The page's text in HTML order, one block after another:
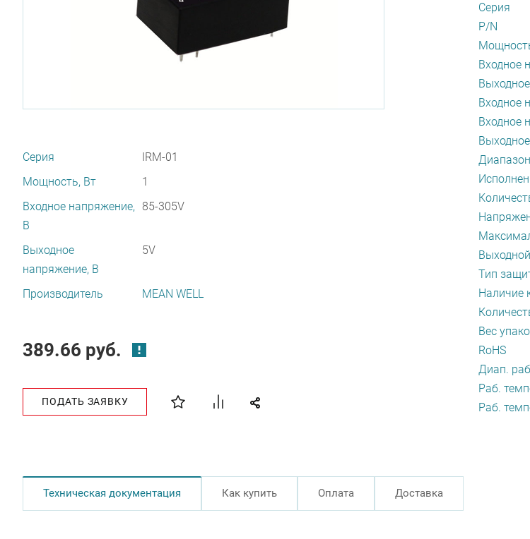
Серия
IRM-01
Мощность, Вт
1
Входное напряжение,
В
85-305V
Выходное
напряжение, В
5V
Производитель MEAN WELL
389.66 руб.
ПОДАТЬ ЗАЯВКУ
Серия
P/N
Входное
Входное
Входное
Тип
Наличие
Вес
RoHS
Диап.
Раб.
Раб.
Техническая документация Как купить Оплата Доставка